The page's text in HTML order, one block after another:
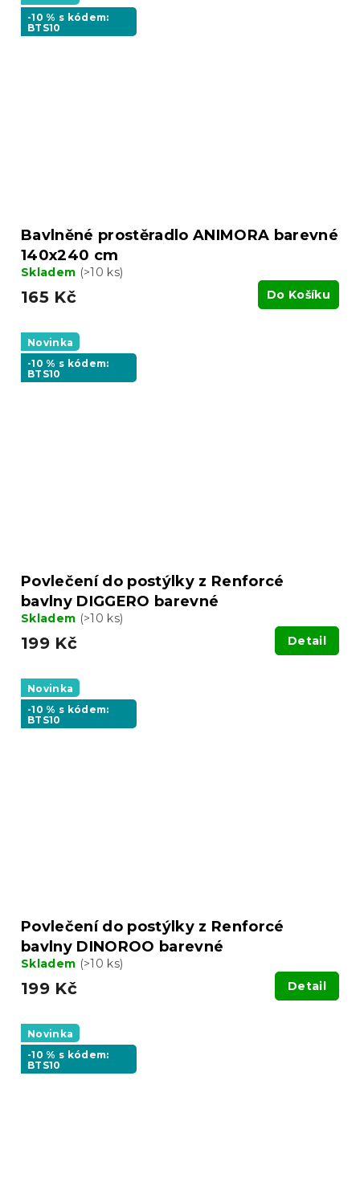
-10 % s kódem:
BTS10
Bavlněné prostěradlo ANIMORA barevné
140x240 cm
Skladem (>10 ks)
165 Kč Do Košíku
Novinka
-10 % s kódem:
BTS10
Povlečení do postýlky z Renforcé
bavlny DIGGERO barevné
Skladem (>10 ks)
199 Kč Detail
Novinka
-10 % s kódem:
BTS10
Povlečení do postýlky z Renforcé
bavlny DINOROO barevné
Skladem (>10 ks)
199 Kč Detail
Novinka
-10 % s kódem:
BTS10